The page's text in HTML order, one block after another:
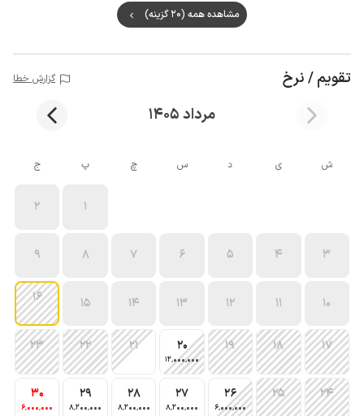
مشاهده همه (20 گزینه)
تقویم / نرخ گزارش خطا
مرداد 1405
ش ی د س چ پ ج
1
2
3
4
5
6
7
8
9
10
11
12
13
14
15
16
17
18
19
20
12٬000٬000
21
22
23
24
25
26
6٬000٬000
27
8٬200٬000
28
8٬200٬000
29
8٬200٬000
30
6٬000٬000